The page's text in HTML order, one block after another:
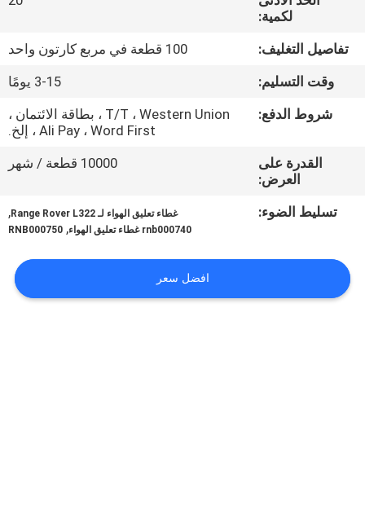
المعمل
مراقبة
الجودة
اتصل
اطلب
اقتباس
لكمية:
تفاصيل التغليف:
100 قطعة في مربع كارتون واحد
وقت التسليم:
3-15 يومًا
شروط الدفع:
T/T ، Western Union ، بطاقة الائتمان ،
Ali Pay ، Word First ، إلخ.
القدرة على
العرض:
10000 قطعة / شهر
تسليط الضوء: غطاء تعليق الهواء لـ Range Rover L322 ,
rnb000740 غطاء تعليق الهواء ,
RNB000750
افضل سعر